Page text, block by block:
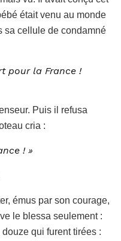
était venu au monde
sa cellule de condamné
pour la France !
Puis il refusa
cria :
! »
émus par son courage,
le blessa seulement :
qui furent tirées :